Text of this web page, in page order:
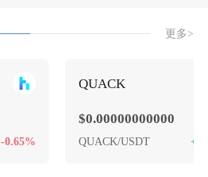
更多>
-0.65%
QUACK
$0.00000000000
QUACK/USDT